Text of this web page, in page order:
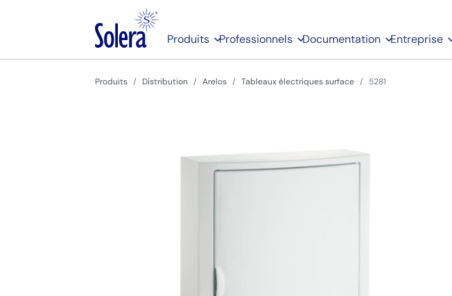
Produits Professionnels Documentation Entreprise
Produits Distribution Arelos Tableaux électriques surface 5281